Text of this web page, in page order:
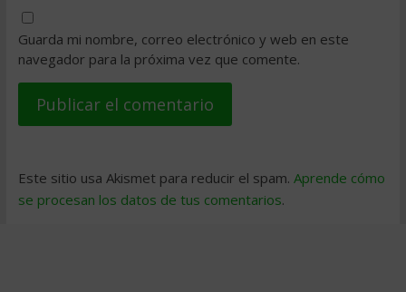
Guarda mi nombre, correo electrónico y web en este
navegador para la próxima vez que comente.
Este sitio usa Akismet para reducir el spam. Aprende cómo
se procesan los datos de tus comentarios.